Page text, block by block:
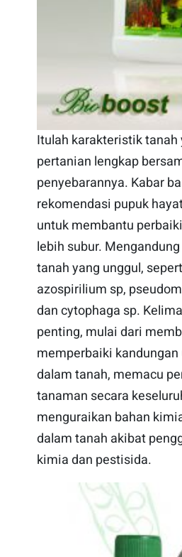
Itulah karakteristik tanah
pertanian lengkap
penyebarannya. Kabar
rekomendasi pupuk
untuk membantu
lebih subur.
tanah yang unggul,
azospirilium sp,
dan cytophaga sp.
penting, mulai dari
memperbaiki
dalam tanah, memacu
tanaman secara
menguraikan bahan
dalam tanah akibat
kimia dan pestisida.